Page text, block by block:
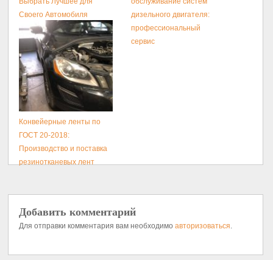
Своего Автомобиля
дизельного двигателя:
профессиональный
сервис
Конвейерные ленты по
ГОСТ 20-2018:
Производство и поставка
резинотканевых лент
Добавить комментарий
Для отправки комментария вам необходимоавторизоваться